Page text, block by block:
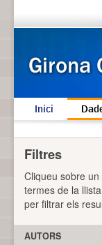
Inici
Filtres
Cliqueu sobre
termes de la
per filtrar els
AUTORS